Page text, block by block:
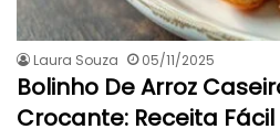
Laura Souza 05/11/2025
Bolinho De Arroz
Crocante: Receita Fácil